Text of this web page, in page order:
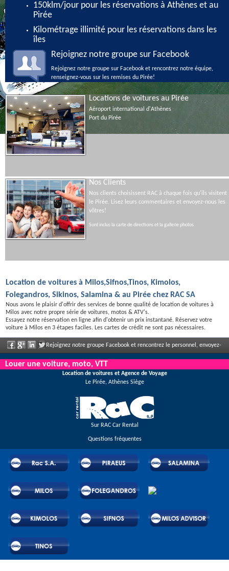
150klm/jour pour les réservations à Athènes et au
Pirée
Kilométrage illimité pour les réservations dans les
îles
Rejoignez notre groupe sur Facebook
Rejoignez notre groupe sur Facebook et rencontrez notre équipe,
renseignez-vous sur les remises du Pirée!
Locations de voitures au Pirée
Aéroport international d'Athènes
Port du Pirée
Nos Clients
Nos clients choisissent RAC à chaque fois qu'ils visitent
le Pirée. Lisez leurs commentaires et envoyez-nous les
vôtres!
Sont inclus la carte de directions et la gallerie photos
Location de voitures à Milos,Sifnos,Tinos, Kimolos,
Folegandros, Sikinos, Salamina & au Pirée chez RAC SA
Nous avons le plaisir d'offrir des services de bonne qualité de location de voitures à
Milos avec notre propre série de voitures, motos & ATV's.
Essayez notre réservation en ligne afin d'obtenir un prix instantané. Réservez votre
voiture à Milos en 3 étapes faciles. Les cartes de crédit ne sont pas nécessaires.
Rejoignez notre groupe Facebook et rencontrez le personnel, envoyez-
nous votre commentaire et profitez de nos incroyables remises et offres qui
Louer une voiture, moto, VTT
Location de voitures et Agence de Voyage
Le Pirée, Athènes Siège
Sur RAC Car Rental
Questions fréquentes